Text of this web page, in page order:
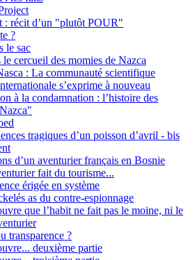
: récit d’un "plutôt POUR"
?
le sac
cercueil des momies de Nazca
: La communauté scientifique
s’exprime à nouveau
à la condamnation : l’histoire des
tragiques d’un poisson d’avril - bis
d’un aventurier français en Bosnie
fait du tourisme...
érigée en système
as du contre-espionnage
que l’habit ne fait pas le moine, ni le
transparence ?
deuxième partie